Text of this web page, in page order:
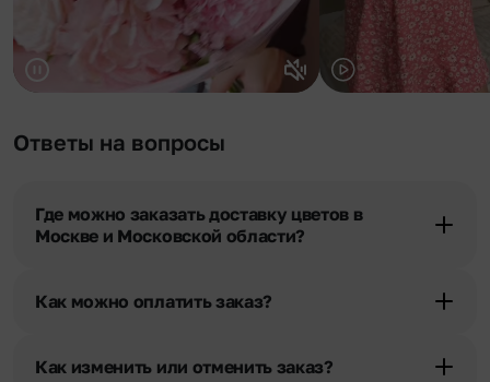
Ответы на вопросы
Где можно заказать доставку цветов в
Москве и Московской области?
Как можно оплатить заказ?
Наличными.
Как изменить или отменить заказ?